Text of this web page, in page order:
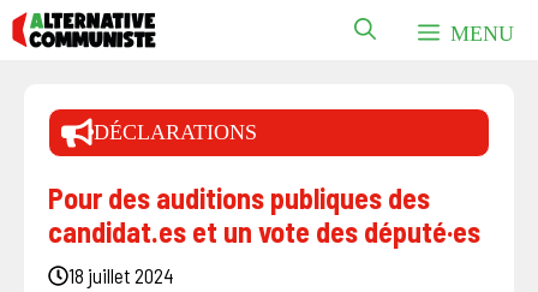
Aller
au
MENU
DÉCLARATIONS
Pour des auditions publiques des
candidat.es et un vote des député·es
18 juillet 2024